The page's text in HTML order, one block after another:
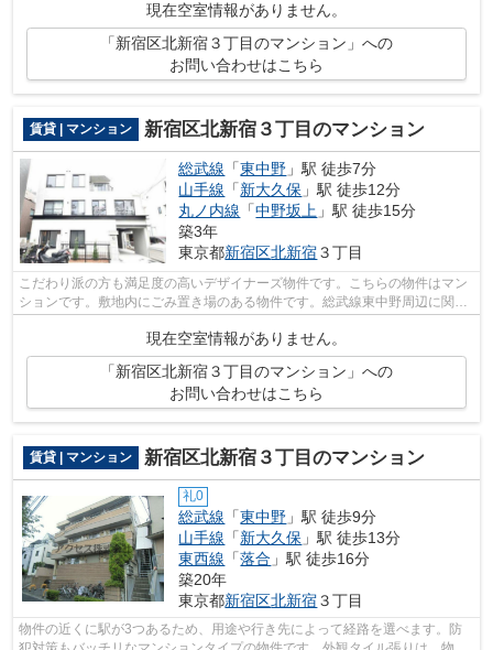
現在空室情報がありません。
「新宿区北新宿３丁目のマンション」への
お問い合わせはこちら
賃貸 | マンション 新宿区北新宿３丁目のマンション
総武線 「東中野 」駅 徒歩7分
山手線 「新大久保 」駅 徒歩12分
丸ノ内線 「中野坂上 」駅 徒歩15分
築3年
東京都新宿区北新宿３丁目
こだわり派の方も満足度の高いデザイナーズ物件です。こちらの物件はマン
ションです。敷地内にごみ置き場のある物件です。総武線東中野周辺に関す
ることなら、アクセスまでお問い合わ...
現在空室情報がありません。
「新宿区北新宿３丁目のマンション」への
お問い合わせはこちら
賃貸 | マンション 新宿区北新宿３丁目のマンション
礼0
総武線 「東中野 」駅 徒歩9分
山手線 「新大久保 」駅 徒歩13分
東西線 「落合 」駅 徒歩16分
築20年
東京都新宿区北新宿３丁目
物件の近くに駅が3つあるため、用途や行き先によって経路を選べます。防